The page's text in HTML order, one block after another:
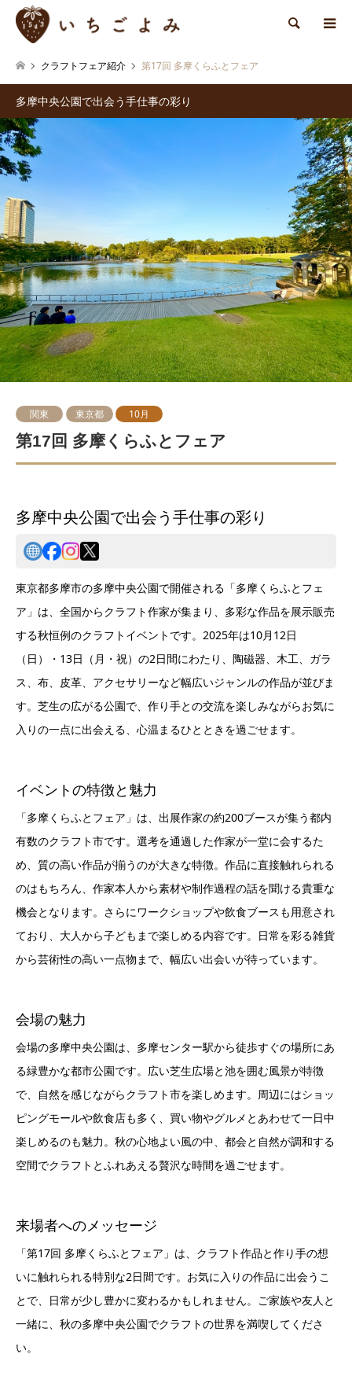
検索
クラフトフェア紹介 第17回 多摩くらふとフェア
多摩中央公園で出会う手仕事の彩り
関東 東京都 10月
第17回 多摩くらふとフェア
多摩中央公園で出会う手仕事の彩り
東京都多摩市の多摩中央公園で開催される「多摩くらふとフェ
ア」は、全国からクラフト作家が集まり、多彩な作品を展示販売
する秋恒例のクラフトイベントです。2025年は10月12日
（日）・13日（月・祝）の2日間にわたり、陶磁器、木工、ガラ
ス、布、皮革、アクセサリーなど幅広いジャンルの作品が並びま
す。芝生の広がる公園で、作り手との交流を楽しみながらお気に
入りの一点に出会える、心温まるひとときを過ごせます。
イベントの特徴と魅力
「多摩くらふとフェア」は、出展作家の約200ブースが集う都内
有数のクラフト市です。選考を通過した作家が一堂に会するた
め、質の高い作品が揃うのが大きな特徴。作品に直接触れられる
のはもちろん、作家本人から素材や制作過程の話を聞ける貴重な
機会となります。さらにワークショップや飲食ブースも用意され
ており、大人から子どもまで楽しめる内容です。日常を彩る雑貨
から芸術性の高い一点物まで、幅広い出会いが待っています。
会場の魅力
会場の多摩中央公園は、多摩センター駅から徒歩すぐの場所にあ
る緑豊かな都市公園です。広い芝生広場と池を囲む風景が特徴
で、自然を感じながらクラフト市を楽しめます。周辺にはショッ
ピングモールや飲食店も多く、買い物やグルメとあわせて一日中
楽しめるのも魅力。秋の心地よい風の中、都会と自然が調和する
空間でクラフトとふれあえる贅沢な時間を過ごせます。
来場者へのメッセージ
「第17回 多摩くらふとフェア」は、クラフト作品と作り手の想
いに触れられる特別な2日間です。お気に入りの作品に出会うこ
とで、日常が少し豊かに変わるかもしれません。ご家族や友人と
一緒に、秋の多摩中央公園でクラフトの世界を満喫してくださ
い。